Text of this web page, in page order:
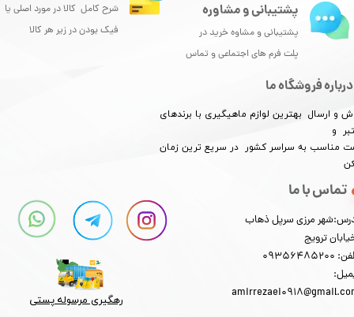
درباره فروشگاه ما
و ارسال بهترین لوازم ماهیگیری با برندهای
و
مناسب به سراسر کشور در سریع ترین زمان
تماس با ما
مرزی سرپل ذهاب
ترویج
پشتیبانی و مشاوره
پشتیبانی و مشاوه خرید در
پلت فرم های اجتماعی و تماس
شرح کامل کالا در مورد اصلی یا
فیک بودن در زیر هر کالا
رهگیری مرسوله پستی​​​​​​​